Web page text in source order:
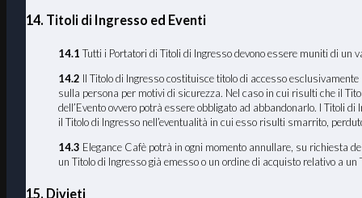
14. Titoli di Ingresso ed Eventi
14.1 Tutti i Portatori di Titoli di Ingresso devono essere muniti di un
14.2 Il Titolo di Ingresso costituisce titolo di accesso
sulla persona per motivi di sicurezza. Nel caso in cui risulti che il
dell’Evento ovvero potrà essere obbligato ad abbandonarlo. I Titoli
il Titolo di Ingresso nell’eventualità in cui esso risulti smarrito,
14.3 Elegance Cafè potrà in ogni momento annullare, su richiesta
un Titolo di Ingresso già emesso o un ordine di acquisto relativo a
15. Divieti